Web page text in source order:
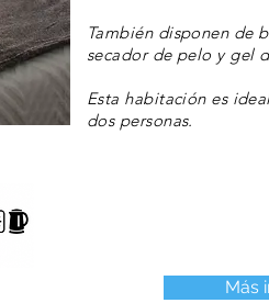
También disponen de
secador de pelo y gel
Esta habitación es
dos personas.
Más